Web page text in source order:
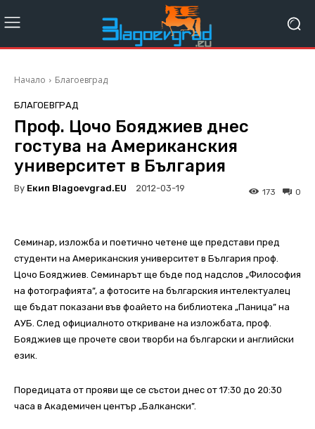
Начало Благоевград
БЛАГОЕВГРАД
Проф. Цочо Бояджиев днес
гостува на Американския
университет в България
By Екип Blagoevgrad.EU 2012-03-19 0
173
Семинар, изложба и поетично четене ще представи пред
студенти на Американския университет в България проф.
Цочо Бояджиев. Семинарът ще бъде под надслов „Философия
на фотографията”, а фотосите на българския интелектуалец
ще бъдат показани във фоайето на библиотека „Паница” на
АУБ. След официалното откриване на изложбата, проф.
Бояджиев ще прочете свои творби на български и английски
език.
Поредицата от прояви ще се състои днес от 17:30 до 20:30
часа в Академичен център „Балкански”.